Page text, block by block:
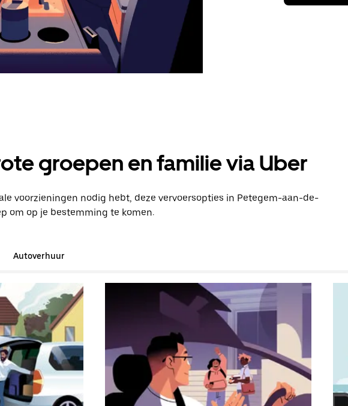
groepen en familie via Uber
voorzieningen nodig hebt, deze vervoersopties in Petegem-aan-de-
om op je bestemming te komen.
Autoverhuur